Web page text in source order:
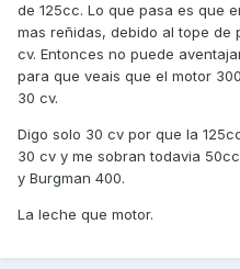
de 125cc. Lo que pasa es que
mas reñidas, debido al tope de
cv. Entonces no puede
para que veais que el motor
30 cv.
Digo solo 30 cv por que la
30 cv y me sobran todavia
y Burgman 400.
La leche que motor.